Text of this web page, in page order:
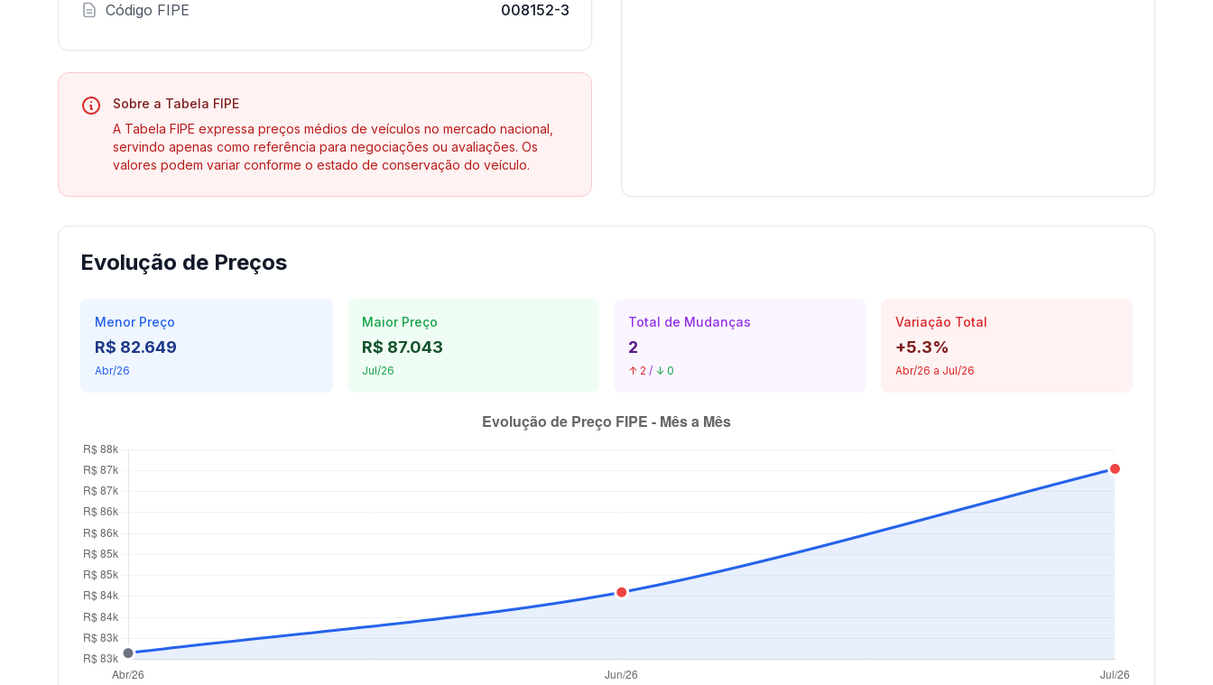
Código FIPE 008152-3
Sobre a Tabela FIPE
A Tabela FIPE expressa preços médios de veículos no mercado nacional,
servindo apenas como referência para negociações ou avaliações. Os
valores podem variar conforme o estado de conservação do veículo.
Evolução de Preços
Menor Preço
R$ 82.649
Abr/26
Maior Preço
R$ 87.043
Jul/26
Total de Mudanças
2
↑ 2 / ↓ 0
Variação Total
+5.3%
Abr/26 a Jul/26